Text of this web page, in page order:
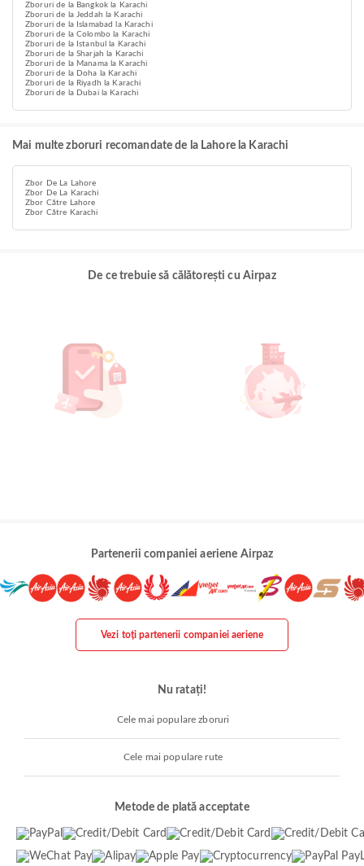
Zboruri de la Bangkok la Karachi
Zboruri de la Jeddah la Karachi
Zboruri de la Islamabad la Karachi
Zboruri de la Colombo la Karachi
Zboruri de la Istanbul la Karachi
Zboruri de la Sharjah la Karachi
Zboruri de la Manama la Karachi
Zboruri de la Doha la Karachi
Zboruri de la Riyadh la Karachi
Zboruri de la Dubai la Karachi
Mai multe zboruri recomandate de la Lahore la Karachi
Zbor De La Lahore
Zbor De La Karachi
Zbor Către Lahore
Zbor Către Karachi
De ce trebuie să călătorești cu Airpaz
Partenerii companiei aeriene Airpaz
Vezi toți partenerii companiei aeriene
Nu ratați!
Cele mai populare zboruri
Cele mai populare rute
Metode de plată acceptate